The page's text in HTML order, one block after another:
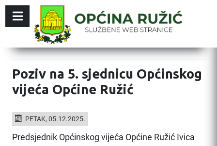
Poziv na 5. sjednicu Općinskog
vijeća Općine Ružić
PETAK, 05.12.2025.
Predsjednik Općinskog vijeća Općine Ružić Ivica